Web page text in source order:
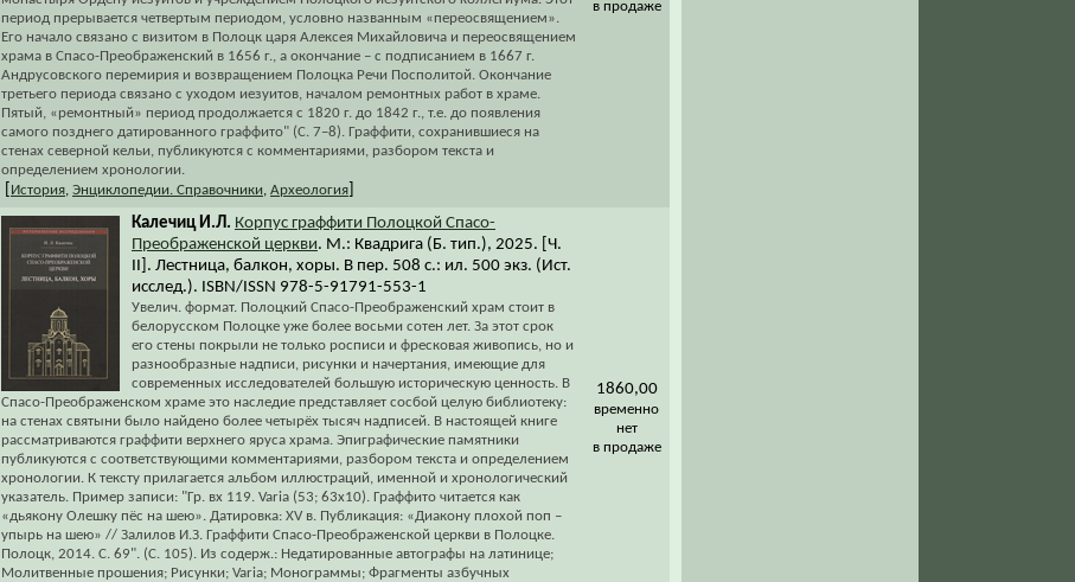
период прерывается четвертым периодом, условно названным «переосвящением».
Его начало связано с визитом в Полоцк царя Алексея Михайловича и переосвящением
храма в Спасо-Преображенский в 1656 г., а окончание – с подписанием в 1667 г.
Андрусовского перемирия и возвращением Полоцка Речи Посполитой. Окончание
третьего периода связано с уходом иезуитов, началом ремонтных работ в храме.
Пятый, «ремонтный» период продолжается с 1820 г. до 1842 г., т.е. до появления
самого позднего датированного граффито" (С. 7–8). Граффити, сохранившиеся на
стенах северной кельи, публикуются с комментариями, разбором текста и
определением хронологии.
История Энциклопедии. Справочники Археология
в продаже
Калечиц И.Л. Корпус граффити Полоцкой Спасо-
Преображенской церкви. М.: Квадрига (Б. тип.), 2025. [Ч.
II]. Лестница, балкон, хоры. В пер. 508 с.: ил. 500 экз. (Ист.
исслед.). ISBN/ISSN 978-5-91791-553-1
Увелич. формат. Полоцкий Спасо-Преображенский храм стоит в
белорусском Полоцке уже более восьми сотен лет. За этот срок
его стены покрыли не только росписи и фресковая живопись, но и
разнообразные надписи, рисунки и начертания, имеющие для
современных исследователей большую историческую ценность. В
Спасо-Преображенском храме это наследие представляет сосбой целую библиотеку:
на стенах святыни было найдено более четырёх тысяч надписей. В настоящей книге
рассматриваются граффити верхнего яруса храма. Эпиграфические памятники
публикуются с соответствующими комментариями, разбором текста и определением
хронологии. К тексту прилагается альбом иллюстраций, именной и хронологический
указатель. Пример записи: "Гр. вх 119. Varia (53; 63x10). Граффито читается как
«дьякону Олешку пёс на шею». Датировка: XV в. Публикация: «Диакону плохой поп –
упырь на шею» // Залилов И.З. Граффити Спасо-Преображенской церкви в Полоцке.
Полоцк, 2014. С. 69". (С. 105). Из содерж.: Недатированные автографы на латинице;
Молитвенные прошения; Рисунки; Varia; Монограммы; Фрагменты азбучных
1860,00
временно
нет
в продаже